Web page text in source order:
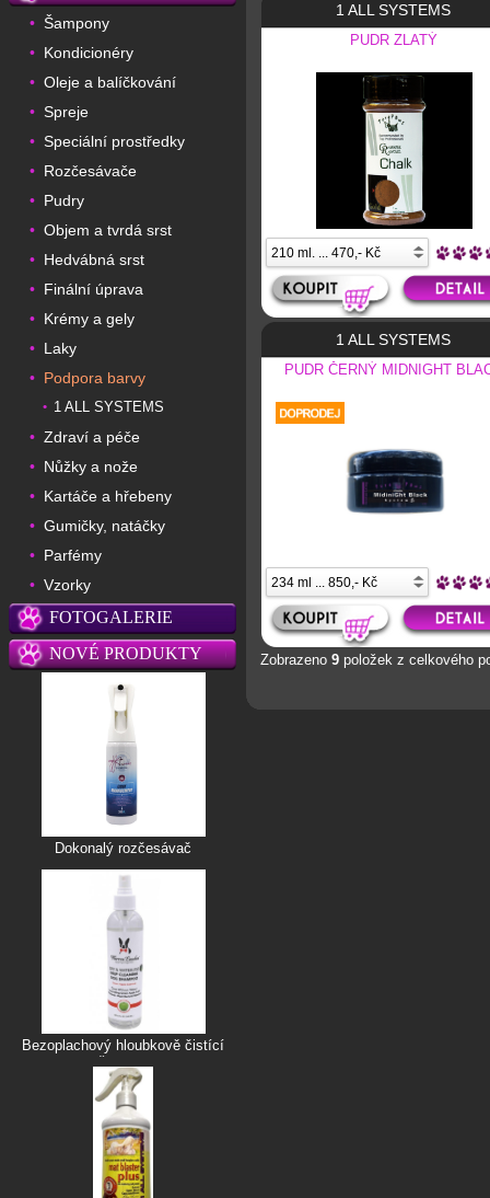
• Šampony
• Kondicionéry
• Oleje a balíčkování
• Spreje
• Speciální prostředky
• Rozčesávače
• Pudry
• Objem a tvrdá srst
• Hedvábná srst
• Finální úprava
• Krémy a gely
• Laky
• Podpora barvy
• 1 ALL SYSTEMS
• Zdraví a péče
• Nůžky a nože
• Kartáče a hřebeny
• Gumičky, natáčky
• Parfémy
• Vzorky
FOTOGALERIE
NOVÉ PRODUKTY
Dokonalý rozčesávač
Bezoplachový hloubkově čistící
šampon
1 ALL SYSTEMS
PUDR ZLATÝ
1 ALL SYSTEMS
PUDR ČERNÝ MIDNIGHT
Zobrazeno 9 položek z celkového